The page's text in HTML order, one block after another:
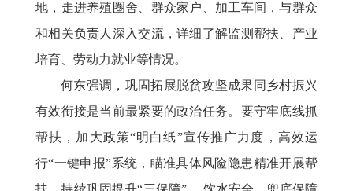
地，走进养殖圈舍、群众家户、加工车间，与群众
和相关负责人深入交流，详细了解监测帮扶、产业
培育、劳动力就业等情况。
何东强调，巩固拓展脱贫攻坚成果同乡村振兴
有效衔接是当前最紧要的政治任务。要守牢底线抓
帮扶，加大政策“明白纸”宣传推广力度，高效运
行“一键申报”系统，瞄准具体风险隐患精准开展帮